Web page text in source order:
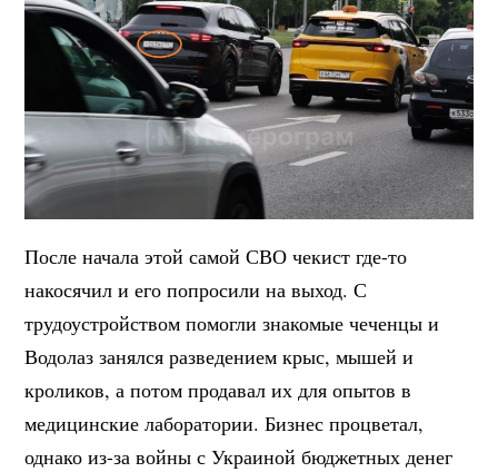
После начала этой самой СВО чекист где-то
накосячил и его попросили на выход. С
трудоустройством помогли знакомые чеченцы и
Водолаз занялся разведением крыс, мышей и
кроликов, а потом продавал их для опытов в
медицинские лаборатории. Бизнес процветал,
однако из-за войны с Украиной бюджетных денег